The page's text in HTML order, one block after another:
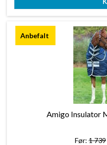
Amigo Insulator
Før: 1 739